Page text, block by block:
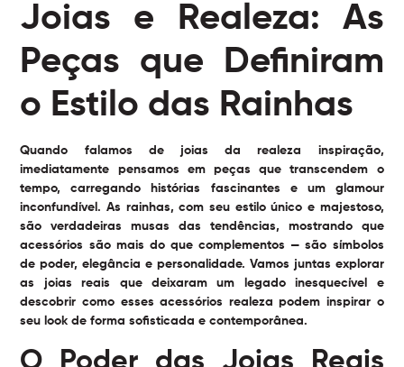
Joias e Realeza: As
Peças que Definiram
o Estilo das Rainhas
Quando falamos de joias da realeza inspiração,
imediatamente pensamos em peças que transcendem o
tempo, carregando histórias fascinantes e um glamour
inconfundível. As rainhas, com seu estilo único e majestoso,
são verdadeiras musas das tendências, mostrando que
acessórios são mais do que complementos — são símbolos
de poder, elegância e personalidade. Vamos juntas explorar
as joias reais que deixaram um legado inesquecível e
descobrir como esses acessórios realeza podem inspirar o
seu look de forma sofisticada e contemporânea.